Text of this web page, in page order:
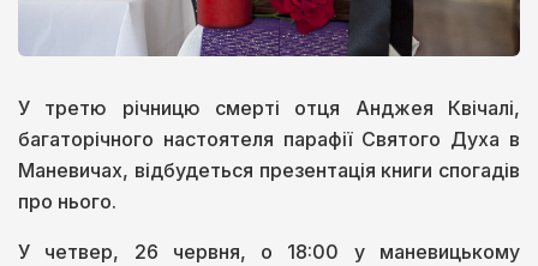
У третю річницю смерті отця Анджея Квічалі,
багаторічного настоятеля парафії Святого Духа в
Маневичах, відбудеться презентація книги спогадів
про нього.
У четвер, 26 червня, о 18:00 у маневицькому